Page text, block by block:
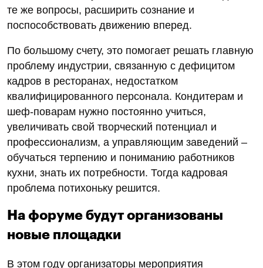
те же вопросы, расширить сознание и
поспособствовать движению вперед.
По большому счету, это помогает решать главную
проблему индустрии, связанную с дефицитом
кадров в ресторанах, недостатком
квалифицированного персонала. Кондитерам и
шеф-поварам нужно постоянно учиться,
увеличивать свой творческий потенциал и
профессионализм, а управляющим заведений –
обучаться терпению и пониманию работников
кухни, знать их потребности. Тогда кадровая
проблема потихоньку решится.
На форуме будут организованы
новые площадки
В этом году организаторы мероприятия